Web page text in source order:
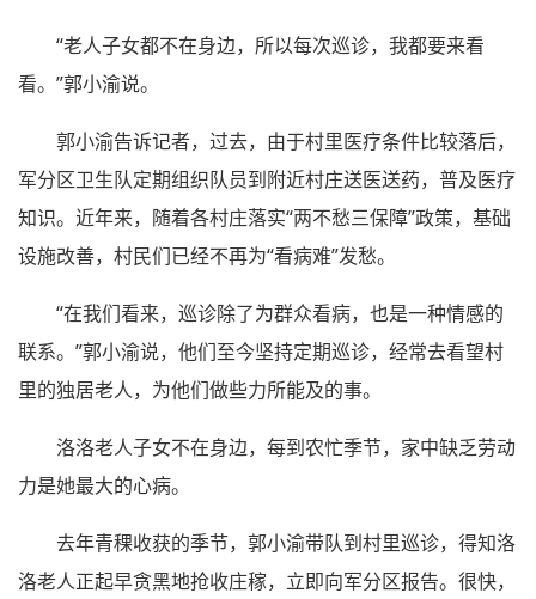
“老人子女都不在身边，所以每次巡诊，我都要来看
看。”郭小渝说。
郭小渝告诉记者，过去，由于村里医疗条件比较落后，
军分区卫生队定期组织队员到附近村庄送医送药，普及医疗
知识。近年来，随着各村庄落实“两不愁三保障”政策，基础
设施改善，村民们已经不再为“看病难”发愁。
“在我们看来，巡诊除了为群众看病，也是一种情感的
联系。”郭小渝说，他们至今坚持定期巡诊，经常去看望村
里的独居老人，为他们做些力所能及的事。
洛洛老人子女不在身边，每到农忙季节，家中缺乏劳动
力是她最大的心病。
去年青稞收获的季节，郭小渝带队到村里巡诊，得知洛
洛老人正起早贪黑地抢收庄稼，立即向军分区报告。很快，